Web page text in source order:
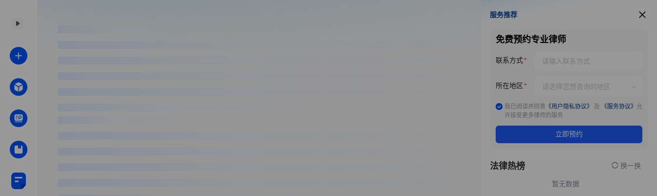
服务推荐
服务推荐
免费预约专业律师
联系方式
所在地区
我已阅读并同意 《用户隐私协议》 及 《服务协议》 允
许接受更多律师的服务
立即预约
法律热榜 换一换
暂无数据